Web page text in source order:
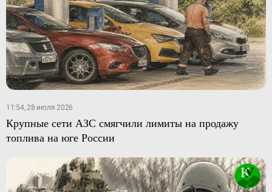
11:54, 28 июля 2026
Крупные сети АЗС смягчили лимиты на продажу
топлива на юге России